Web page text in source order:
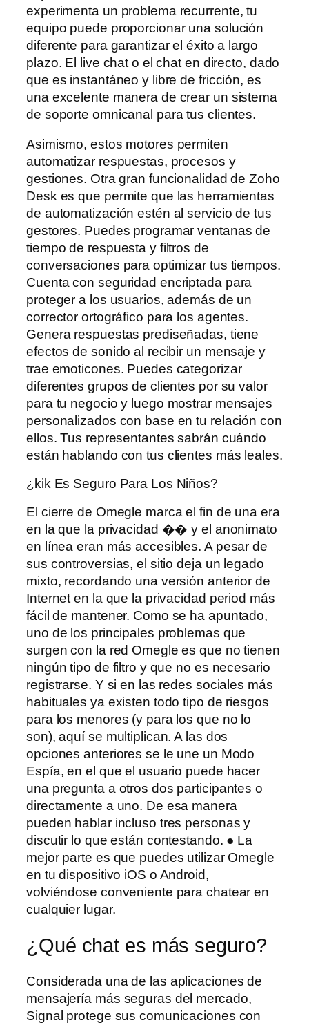
experimenta un problema recurrente, tu
equipo puede proporcionar una solución
diferente para garantizar el éxito a largo
plazo. El live chat o el chat en directo, dado
que es instantáneo y libre de fricción, es
una excelente manera de crear un sistema
de soporte omnicanal para tus clientes.
Asimismo, estos motores permiten
automatizar respuestas, procesos y
gestiones. Otra gran funcionalidad de Zoho
Desk es que permite que las herramientas
de automatización estén al servicio de tus
gestores. Puedes programar ventanas de
tiempo de respuesta y filtros de
conversaciones para optimizar tus tiempos.
Cuenta con seguridad encriptada para
proteger a los usuarios, además de un
corrector ortográfico para los agentes.
Genera respuestas prediseñadas, tiene
efectos de sonido al recibir un mensaje y
trae emoticones. Puedes categorizar
diferentes grupos de clientes por su valor
para tu negocio y luego mostrar mensajes
personalizados con base ​​en tu relación con
ellos. Tus representantes sabrán cuándo
están hablando con tus clientes más leales.
¿kik Es Seguro Para Los Niños?
El cierre de Omegle marca el fin de una era
en la que la privacidad �� y el anonimato
en línea eran más accesibles. A pesar de
sus controversias, el sitio deja un legado
mixto, recordando una versión anterior de
Internet en la que la privacidad period más
fácil de mantener. Como se ha apuntado,
uno de los principales problemas que
surgen con la red Omegle es que no tienen
ningún tipo de filtro y que no es necesario
registrarse. Y si en las redes sociales más
habituales ya existen todo tipo de riesgos
para los menores (y para los que no lo
son), aquí se multiplican. A las dos
opciones anteriores se le une un Modo
Espía, en el que el usuario puede hacer
una pregunta a otros dos participantes o
directamente a uno. De esa manera
pueden hablar incluso tres personas y
discutir lo que están contestando. ● La
mejor parte es que puedes utilizar Omegle
en tu dispositivo iOS o Android,
volviéndose conveniente para chatear en
cualquier lugar.
¿Qué chat es más seguro?
Considerada una de las aplicaciones de
mensajería más seguras del mercado,
Signal protege sus comunicaciones con